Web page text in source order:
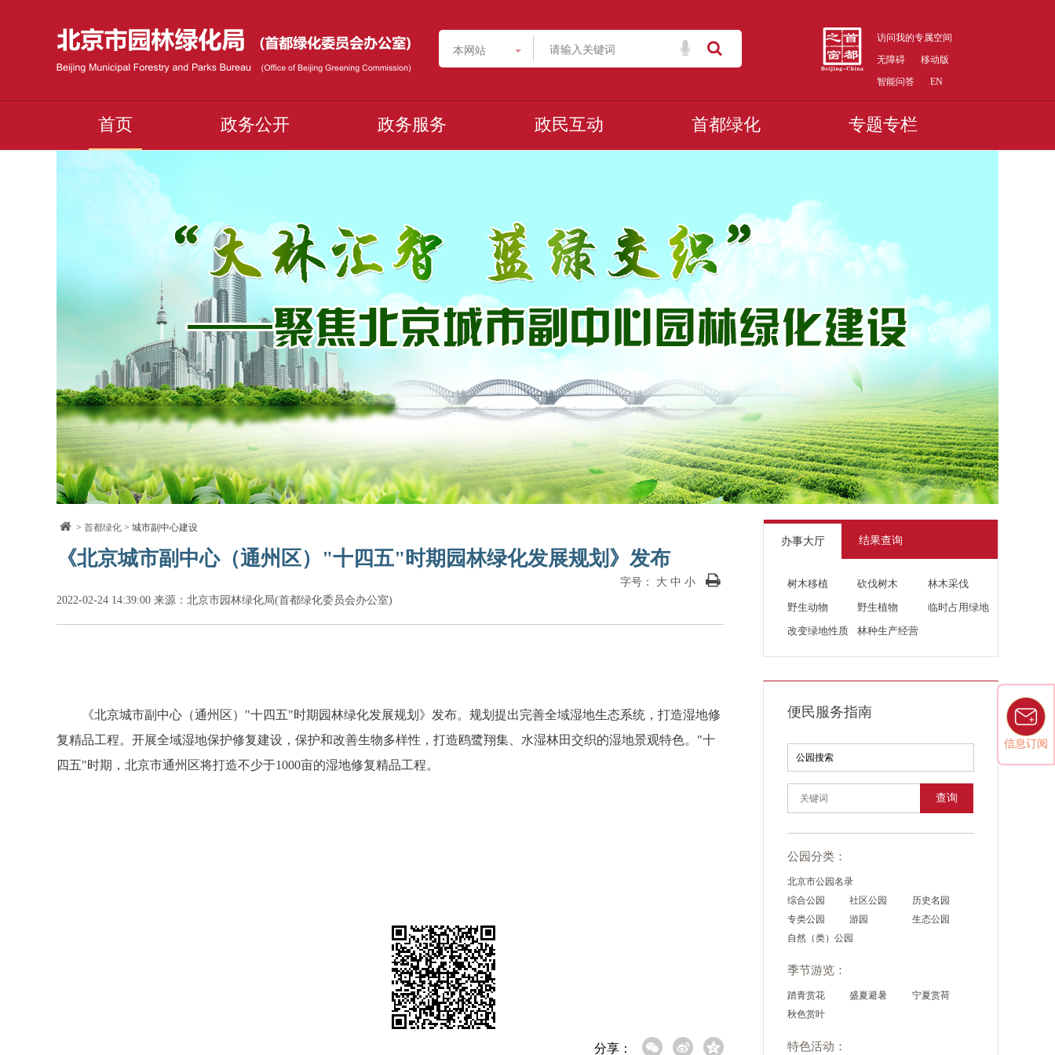
信息订阅
本网站
访问我的专属空间
无障碍
移动版
智能问答
EN
首页 政务公开 政务服务 政民互动 首都绿化 专题专栏
>首都绿化 > 城市副中心建设
《北京城市副中心（通州区）"十四五"时期园林绿化发展规划》发布
字号： 大 中 小
2022-02-24 14:39:00 来源：北京市园林绿化局(首都绿化委员会办公室)
《北京城市副中心（通州区）"十四五"时期园林绿化发展规划》发布。规划提出完善全域湿地生态系统，打造湿地修
复精品工程。开展全域湿地保护修复建设，保护和改善生物多样性，打造鸥鹭翔集、水湿林田交织的湿地景观特色。"十
四五"时期，北京市通州区将打造不少于1000亩的湿地修复精品工程。
分享：
办事大厅 结果查询
树木移植 砍伐树木
林木采伐
野生动物
野生植物
临时占用绿地
改变绿地性质
林种生产经营
便民服务指南
查询
公园分类：
北京市公园名录
综合公园
社区公园
历史名园
专类公园
游园
生态公园
自然（类）公园
季节游览：
踏青赏花 盛夏避暑
宁夏赏荷
秋色赏叶
特色活动：